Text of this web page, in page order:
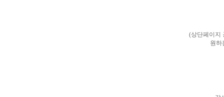
(상단페이지
원하